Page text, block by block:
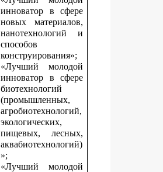
инноватор в сфере
новых материалов,
нанотехнологий и
способов
конструирования»;
«Лучший молодой
инноватор в сфере
биотехнологий
(промышленных,
агробиотехнологий,
экологических,
пищевых, лесных,
аквабиотехнологий)
»;
«Лучший молодой